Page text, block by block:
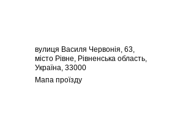
вулиця Василя Червонія, 63,
місто Рівне, Рівненська область,
Україна, 33000
Мапа проїзду